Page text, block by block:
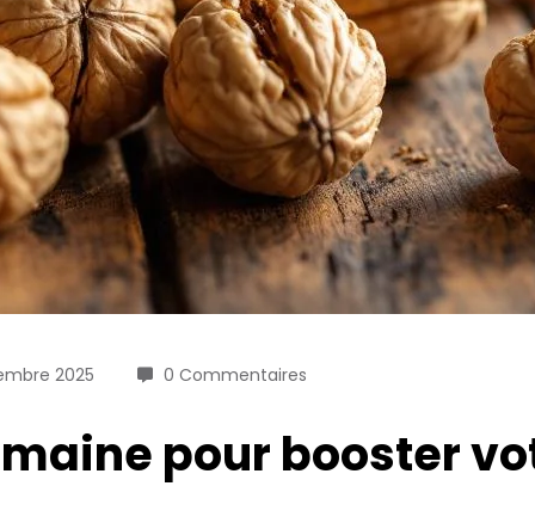
2025 0 Commentaires
pour booster